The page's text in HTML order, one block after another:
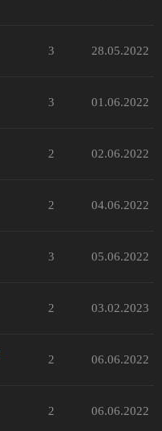
3 28.05.2022
3 01.06.2022
2 02.06.2022
2 04.06.2022
3 05.06.2022
2 03.02.2023
2 06.06.2022
2 06.06.2022